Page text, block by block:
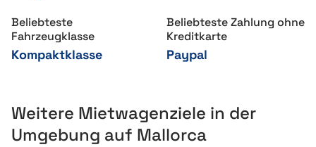
Beliebteste
Fahrzeugklasse
Kompaktklasse
Beliebteste Zahlung ohne
Kreditkarte
Paypal
Weitere Mietwagenziele in der
Umgebung auf Mallorca